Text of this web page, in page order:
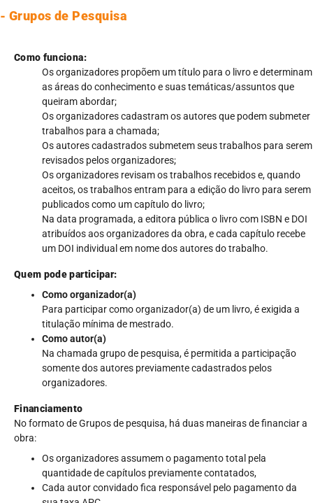
- Grupos de Pesquisa
Como funciona:
Os organizadores propõem um título para o livro e determinam
as áreas do conhecimento e suas temáticas/assuntos que
queiram abordar;
Os organizadores cadastram os autores que podem submeter
trabalhos para a chamada;
Os autores cadastrados submetem seus trabalhos para serem
revisados pelos organizadores;
Os organizadores revisam os trabalhos recebidos e, quando
aceitos, os trabalhos entram para a edição do livro para serem
publicados como um capítulo do livro;
Na data programada, a editora pública o livro com ISBN e DOI
atribuídos aos organizadores da obra, e cada capítulo recebe
um DOI individual em nome dos autores do trabalho.
Quem pode participar:
Como organizador(a)
Para participar como organizador(a) de um livro, é exigida a
titulação mínima de mestrado.
Como autor(a)
Na chamada grupo de pesquisa, é permitida a participação
somente dos autores previamente cadastrados pelos
organizadores.
Financiamento
No formato de Grupos de pesquisa, há duas maneiras de financiar a
obra:
Os organizadores assumem o pagamento total pela
quantidade de capítulos previamente contatados,
Cada autor convidado fica responsável pelo pagamento da